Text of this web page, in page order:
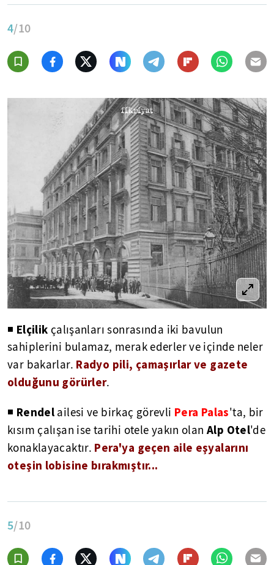
4/10
◾ Elçilik çalışanları sonrasında iki bavulun
sahiplerini bulamaz, merak ederler ve içinde neler
var bakarlar. Radyo pili, çamaşırlar ve gazete
olduğunu görürler.
◾ Rendel ailesi ve birkaç görevli Pera Palas'ta, bir
kısım çalışan ise tarihi otele yakın olan Alp Otel'de
konaklayacaktır. Pera'ya geçen aile eşyalarını
oteşin lobisine bırakmıştır...
5/10